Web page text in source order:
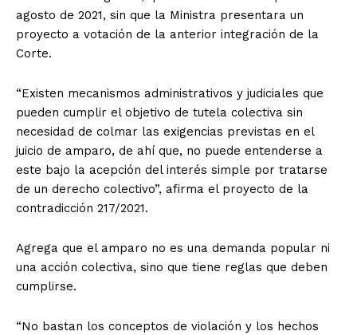
agosto de 2021, sin que la Ministra presentara un
proyecto a votación de la anterior integración de la
Corte.
“Existen mecanismos administrativos y judiciales que
pueden cumplir el objetivo de tutela colectiva sin
necesidad de colmar las exigencias previstas en el
juicio de amparo, de ahí que, no puede entenderse a
este bajo la acepción del interés simple por tratarse
de un derecho colectivo”, afirma el proyecto de la
contradicción 217/2021.
Agrega que el amparo no es una demanda popular ni
una acción colectiva, sino que tiene reglas que deben
cumplirse.
“No bastan los conceptos de violación y los hechos